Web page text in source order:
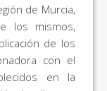
de Murcia,
los mismos,
de los
con el
en la